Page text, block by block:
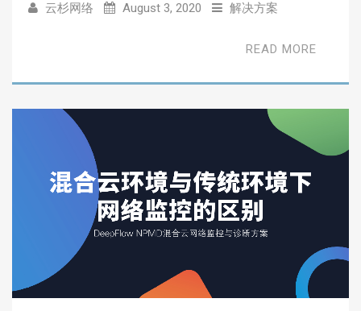
云杉网络 August 3, 2020 解决方案
READ MORE